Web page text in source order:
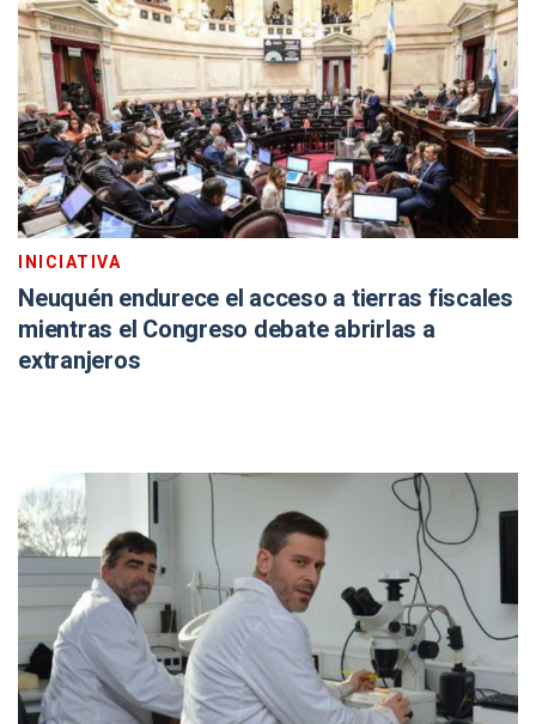
INICIATIVA
Neuquén endurece el acceso a tierras fiscales
mientras el Congreso debate abrirlas a
extranjeros